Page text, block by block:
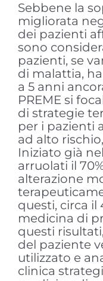
Sebbene la
migliorata
dei pazienti
sono
pazienti, se
di malattia,
a 5 anni
PREME si
di strategie
per i pazienti
ad alto
Iniziato già
arruolati il
alterazione
questi, circa il
medicina di
questi
del paziente
utilizzato e
clinica